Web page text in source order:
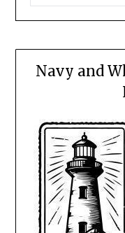
Navy and